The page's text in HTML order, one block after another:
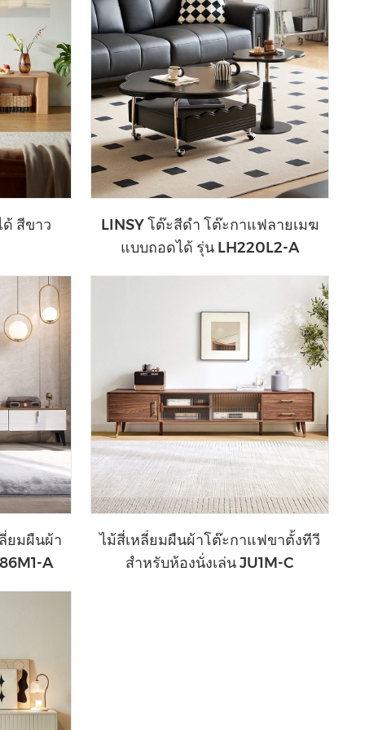
สีขาว
LINSY โต๊ะสีดำ โต๊ะกาแฟลายเมฆ
แบบถอดได้ รุ่น LH220L2-A
ยมผืนผ้า
A
ไม้สี่เหลี่ยมผืนผ้าโต๊ะกาแฟขาตั้งทีวี
สำหรับห้องนั่งเล่น JU1M-C